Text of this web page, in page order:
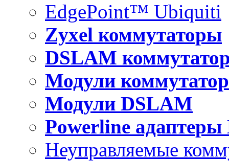
EdgePoint™ Ubiquiti
Zyxel коммутаторы
DSLAM
Модули
Модули DSLAM
Powerline адаптеры
Неуправляемые